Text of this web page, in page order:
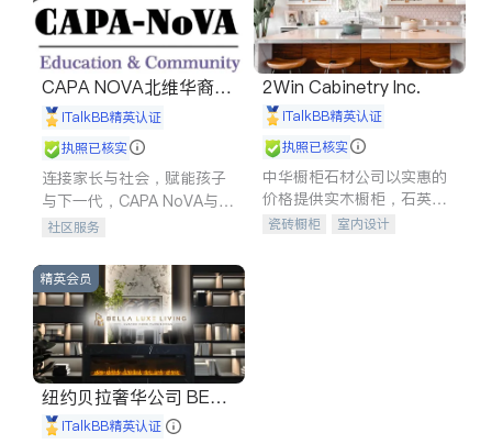
CAPA NOVA北维华裔家
长会iTalkBB精英认证
执照已核实
连接家长与社会，赋能孩子
与下一代，CAPA NoVA与您
携手建设包容、公平、充满
社区服务
2Win Cabinetry Inc.
iTalkBB精英认证
执照已核实
中华橱柜石材公司以实惠的
价格提供实木橱柜，石英石
台面，多种优质不锈钢水
瓷砖橱柜
室内设计
精英会员
纽约贝拉奢华公司 BELL
A LUXE
iTalkBB精英认证